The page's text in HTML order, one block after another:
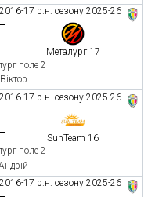
17 р.н. сезону 2025-26
Металург 17
поле 2
17 р.н. сезону 2025-26
SunTeam 16
поле 2
17 р.н. сезону 2025-26